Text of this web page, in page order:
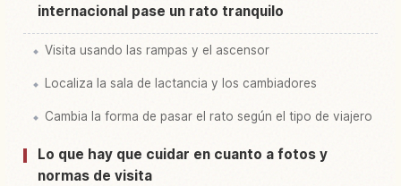
internacional pase un rato tranquilo
Visita usando las rampas y el ascensor
Localiza la sala de lactancia y los cambiadores
Cambia la forma de pasar el rato según el tipo de viajero
Lo que hay que cuidar en cuanto a fotos y
normas de visita